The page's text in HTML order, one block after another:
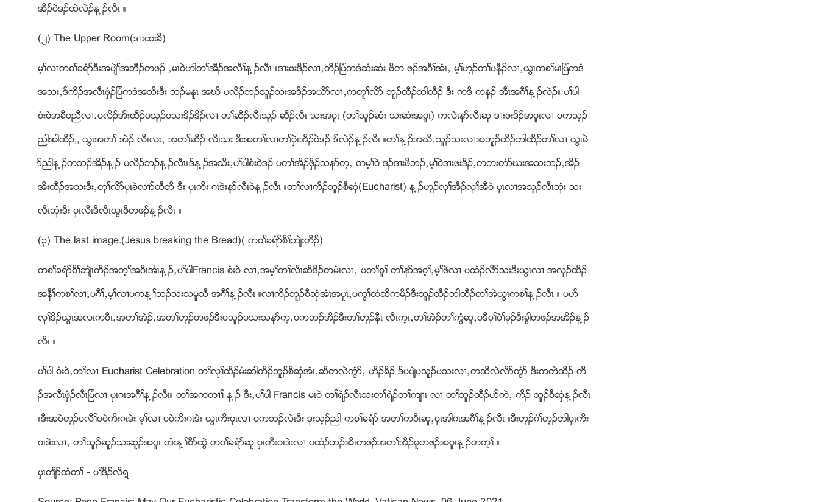
အိဥ၀ဲဒဥထဲလဲဥန ့ဥလီၚ ။
(၂) The Upper Room(ဒ႕းထးခီ)
မ့ႈလ႕ကစႈခရံဏဒီးအပ်ဲႈအဘီဥတဖဥ ယမၚ၀ဲဟါတႈအီဥအလီႈန ့ဥလီၚ ။ဒ႕းဖးဒိဥလ႕ယကိဥျပံကဒံဆံးဆံး ဖိတ ဖဥအဂီႈအံၚယ မ့ႈဟ့ဥတႈပနီဥလ႕ယဎြၚကစႈမၚျပံကဒံ
အသးယဒ္ကိဥအလီၚဖွံဥျပံကဒံအသိးဒီး ဘဥမနူၚ အဃိ ပလိဥဘဥသူဥသးအဒိဥအဎိဏလ႕ယကတူႈလိဏ ဘူဥထီဥဘါထီဥ ဒီး ကဒိ ကနဥ အီၚအဂီႈန ့ဥလဲဥ။ ပႈပါ
စံး၀ဲအခီပညီလ႕ယပလိဥအိးထီဥပသူဥပသးဒိဥဒိဥလ႕ တႈဆီဥလီၚသူဥ ဆီဥလီၚ သးအပူၚ (တႈသူဥဆံး သးဆံးအပူၚ) ကလဲၚနုဏလီၚဆူ ဒ႕းဖးဒိဥအပူၚလ႕ ပကသ့ဥ
ညါအါထီဥ,, ဎြၚအတႈ အဲဥ လီၚလးယ အတႈဆီဥ လီၚသး ဒီးအတႈလ႕တႈပွဲၚအိဥ၀ဲဒဥ ဒ္လဲဥန ့ဥလီၚ ။တႈန ့ဥအဃိယသူဥသးလ႕အဘူဥထီဥဘါထီဥတႈလ႕ ဎြၚမဲ
ဏညါန ့ဥကဘဥအိဥန ့ဥ ပလိဥဘဥန ့ဥလီၚ။ဒ္န ့ဥအသိးယပႈပါစံး၀ဲဒဥ ပတႈအိဥဖွိဥသနဏက့ယ တမ့ႈ၀ဲ ဒဥဒ႕းဖိဘဥယမ့ႈ၀ဲဒ႕းဖးဒိဥယတကးတံဏဃးအသးဘဥယအိဥ
အိးထီဥအသးဒီးယတုႈလိဏပွၚခဲလ႕ဏထီဘိ ဒီး ပွၚကိး ဂၚဒဲးနုဏလီၚ၀ဲန ့ဥလီၚ ။တႈလ႕ကိဥဘူဥစီဆွံ(Eucharist) န ့ဥဟ့ဥလုႈအီဥလုႈအီ၀ဲ ပွၚလ႕အသူဥလီၚဘွံး သး
လီၚဘွံးဒီး ပွၚလီၚဒိလီၚဎြၚဖိတဖဥန ့ဥလီၚ ။
(၃) The last image.(Jesus breaking the Bread)( ကစႈခရံဏစိႈဘ်ဲးကိဥ)
ကစႈခရံဏစိႈဘ်ဲၚကိဥအက့ႈအဂီၚအံၚန ့ဥယပႈပါFrancis စံး၀ဲ လ႕ယအမ့ႈတႈလီၚဆီဒိဥတမံၚလ႕ယ ပတႈစူႈ တႈနဏအဂ့ႈယမ့ႈဖဲလ႕ ပထံဥလိဏသးဒီးဎြၚလ႕ အလုဥထီဥ
အနီႈကစႈလ႕ယပဂီႈယမ့ႈလ႕ပကန ့ႈဘဥသးသမူသီ အဂီႈန ့ဥလီၚ ။လ႕ကိဥဘူဥစီဆွံအံၚအပူၚယပကြႈထံဆိကမိဥဒီးဘူဥထီဥဘါထီဥတႈအဲဎြၚကစႈန ့ဥလီၚ ။ ပပဏ
လုႈဒိဥဎြၚအလၚကပီၚယအတႈအဲဥယအတႈဟ့ဥတဖဥဒီးပသူဥပသးသနဏက့ယပကဘဥအိဥဒီးတႈဟ့ဥနီၚ လီၚက့ၚယတႈအဲဥတႈကြံဆူယပဒီပုႈ၀ဲႈမုဥဒီးခြါတဖဥအအိဥန ့ဥ
လီၚ ။
ပႈပါ စံး၀ဲယတႈလ႕ Eucharist Celebration တႈလုႈထီဥမံးဆါကိဥဘူဥစီဆွံအံၚယဆီတလဲကြံဏယ ဟီဥခိဥ ဒ္ပပ်ဲပသူဥပသးလ႕ယကဆီလဲလိဏကြံဏ ဒီးကကဲထီဥ ကိ
ဥအလီၚဖွံဥလီၚျပံလ႕ ပွၚဂၚအဂီႈန ့ဥလီၚ။ တႈအကတ႕ႈ န ့ဥ ဒီးယပႈပါ Francis မၚ၀ဲ တႈရဲဥလီၚသးတႈရဲဥတႈက်႕ၚ လ႕ တႈဘူဥထီဥပဏကဲယ ကိဥ ဘူဥစီဆွံန ့ဥလီၚ
။ဒီးအ၀ဲဟ့ဥပလီႈပ၀ဲကိးဂၚဒဲး မ့ႈလ႕ ပ၀ဲကိးဂၚဒဲး ဎြၚကိးပွၚလ႕ ပကဘဥလဲၚဒီး ဒုးသ့ဥညါ ကစႈခရံဏ အတႈကပီၚဆူယပွၚအါဂၚအဂီႈန ့ဥလီၚ ။ဒီးဟ့ဥဂံႈဟ့ဥဘါပွၚကိး
ဂၚဒဲးလ႕ယ တႈသူဥဆူဥသးဆူဥအပူၚ ဟံးန ့ႈစိဏထြဲ ကစႈခရံဏဆူ ပွၚကိးဂၚဒဲးလ႕ ပထံဥဘဥအီၚတဖဥအတႈအိဥမူတဖဥအပူၚန ့ဥတက့ႈ ။
ပွၚက်ိဏထံတႈ - ပႈဒိဥလီရ့